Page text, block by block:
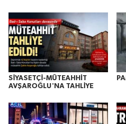
SİYASETÇİ-MÜTEAHHİT
AVŞAROĞLU'NA TAHLİYE